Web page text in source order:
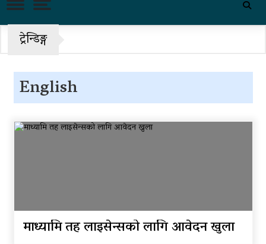
पहिरो र बाढीका कारण देशका
‘नागढुंगा-सिस्नेखोला सुरुङमार्ग’
पुन: एमाले-नेकपा सहकार्यमा,
प्रदेशको भागबण्डा यस्तो छ…
घरमाथि पहिरो खस्दा ३ वर्षीय
बालकको मृत्यु, दुई घाइते
ट्रेन्डिङ्ग
English
माध्यामि तह लाइसेन्सको लागि आवेदन खुला